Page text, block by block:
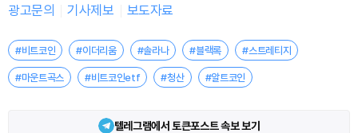
광고문의 기사제보 보도자료
#비트코인 #이더리움 #솔라나 #블랙록 #스트레티지
#마운트곡스 #비트코인etf #청산 #알트코인
텔레그램에서 토큰포스트 속보 보기